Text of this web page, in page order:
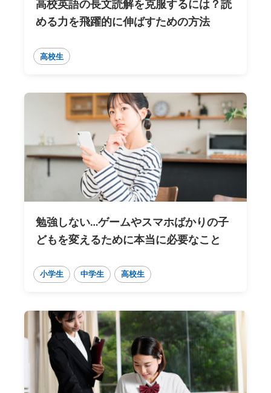
高校英語の長文読解を克服するには？読
める力を飛躍的に伸ばすための方法
高校生
勉強しない…ゲームやスマホばかりの子
どもを変えるために本当に必要なこと
小学生 中学生 高校生